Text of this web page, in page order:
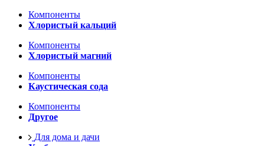
Компоненты
Хлористый кальций
Компоненты
Хлористый магний
Компоненты
Каустическая сода
Компоненты
Другое
Для дома и дачи